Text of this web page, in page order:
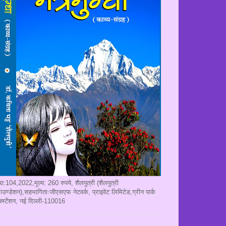
260 रुपये, शैलपुत्री (शैलपुत्री
नेटवर्क, प्राइवेट लिमिटेड,ग्रीन पार्क
नई दिल्ली-110016